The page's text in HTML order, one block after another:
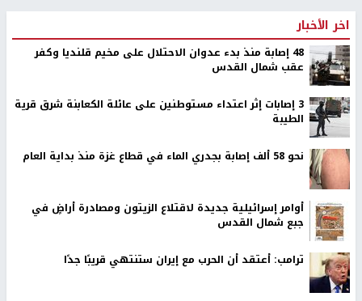
اخر الأخبار
48 إصابة منذ بدء عدوان الاحتلال على مخيم قلنديا وكفر
عقب شمال القدس
‏3 إصابات إثر اعتداء مستوطنين على عائلة الكعابنة شرق قرية
الطيبة
نحو 58 ألف إصابة بجدري الماء في قطاع غزة منذ بداية العام
أوامر إسرائيلية جديدة لاقتلاع الزيتون ومصادرة أراضٍ في
جبع شمال القدس
ترامب: أعتقد أن الحرب مع إيران ستنتهي قريبًا جدًا